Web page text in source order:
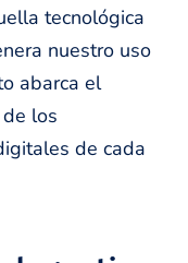
tecnológica
nuestro uso
abarca el
los
de cada